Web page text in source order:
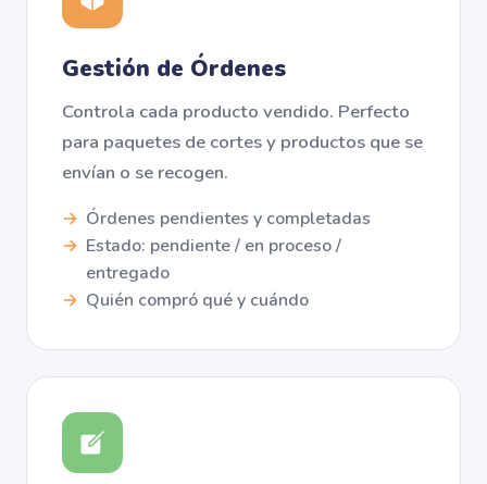
Gestión de Órdenes
Controla cada producto vendido. Perfecto
para paquetes de cortes y productos que se
envían o se recogen.
Órdenes pendientes y completadas
Estado: pendiente / en proceso /
entregado
Quién compró qué y cuándo